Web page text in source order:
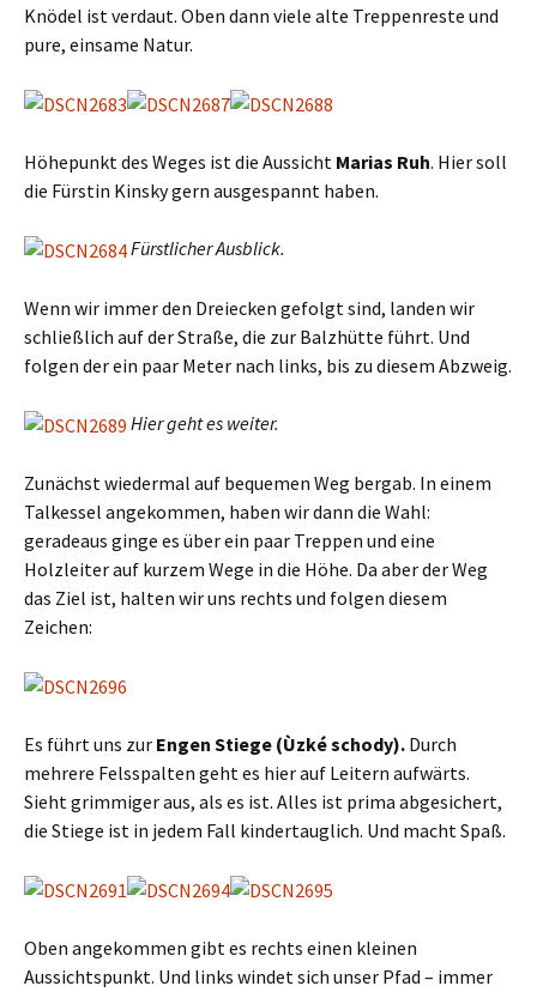
Knödel ist verdaut. Oben dann viele alte Treppenreste und
pure, einsame Natur.
Höhepunkt des Weges ist die Aussicht Marias Ruh. Hier soll
die Fürstin Kinsky gern ausgespannt haben.
Fürstlicher Ausblick.
Wenn wir immer den Dreiecken gefolgt sind, landen wir
schließlich auf der Straße, die zur Balzhütte führt. Und
folgen der ein paar Meter nach links, bis zu diesem Abzweig.
Hier geht es weiter.
Zunächst wiedermal auf bequemen Weg bergab. In einem
Talkessel angekommen, haben wir dann die Wahl:
geradeaus ginge es über ein paar Treppen und eine
Holzleiter auf kurzem Wege in die Höhe. Da aber der Weg
das Ziel ist, halten wir uns rechts und folgen diesem
Zeichen:
Es führt uns zur Engen Stiege (Ùzké schody). Durch
mehrere Felsspalten geht es hier auf Leitern aufwärts.
Sieht grimmiger aus, als es ist. Alles ist prima abgesichert,
die Stiege ist in jedem Fall kindertauglich. Und macht Spaß.
Oben angekommen gibt es rechts einen kleinen
Aussichtspunkt. Und links windet sich unser Pfad – immer